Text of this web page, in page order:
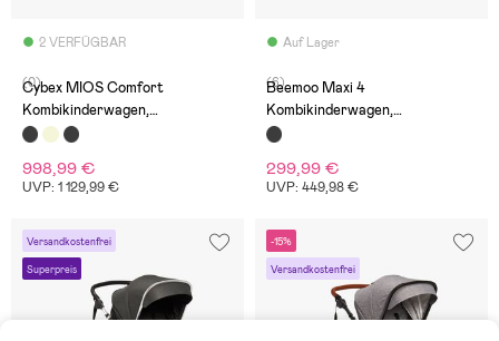
2 VERFÜGBAR
(0)
Cybex MIOS Comfort
Kombikinderwagen,
Rosegold/Sepia Black
998,99 €
UVP: 1 129,99 €
Auf Lager
(6)
Beemoo Maxi 4
Kombikinderwagen,
Black/Black
299,99 €
UVP: 449,98 €
Versandkostenfrei
Superpreis
-15%
Versandkostenfrei